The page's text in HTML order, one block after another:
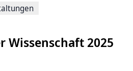
Wissenschaft 2025